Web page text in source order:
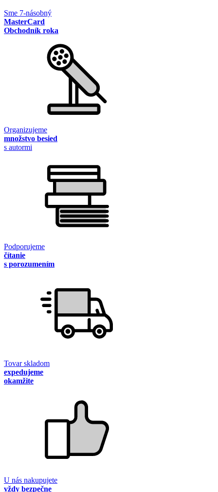
Sme 7-násobný
MasterCard
Obchodník roka
Organizujeme
množstvo besied
s autormi
Podporujeme
čítanie
s porozumením
Tovar skladom
expedujeme
okamžite
U nás nakupujete
vždy bezpečne